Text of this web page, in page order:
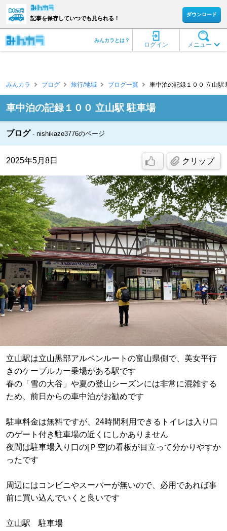
記事を保存していつでも見られる！
ダウンロード
メニュー
ログイン
みんカラとは？
みんカラ ブログ 旅行/地域 ブログ一覧 車中泊の記録１００ 立山
車中泊の記録１００ 立山駅 駐車場
ブログ nishikaze3776のページ
2025年5月8日 クリップ
立山駅は立山黒部アルペンルートの富山県側で、美女平行
きのケーブルカー乗場がある駅です
春の「雪の大谷」や夏の登山シーズンには非常に混雑する
ため、前日からの車中泊がお勧めです
駐車料金は無料ですが、24時間利用できるトイレは入り口
のゲート付き駐車場の近くにしかありません
夜間は駐車場入り口の[Ｐ空]の看板が目立って分かりやすか
ったです
周辺にはコンビニやスーパーが無いので、必用であれば事
前に買い込んでいくと良いです
立山駅 駐車場